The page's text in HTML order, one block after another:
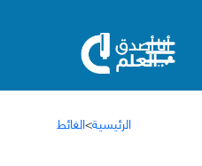
الرئيسية>الغائط